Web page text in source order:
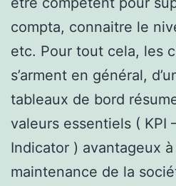
compta, connaitre le
etc. Pour tout cela, les
s’arment en général,
tableaux de bord
valeurs essentiels ( KPI
Indicator ) avantageux
maintenance de la